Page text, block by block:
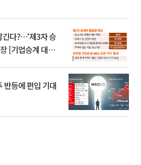
긴다?…‘제3자 승
[기업승계 대전
등에 편입 기대